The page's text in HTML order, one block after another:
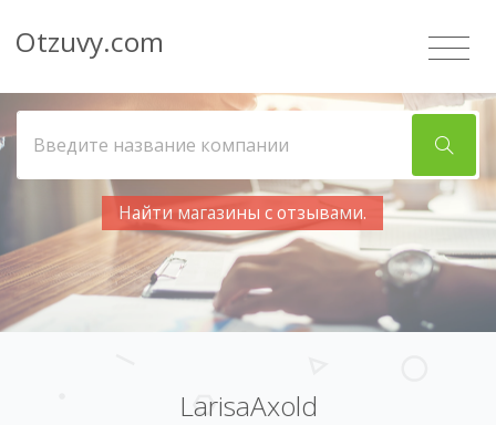
Otzuvy.com
Найти магазины с отзывами.
LarisaAxold